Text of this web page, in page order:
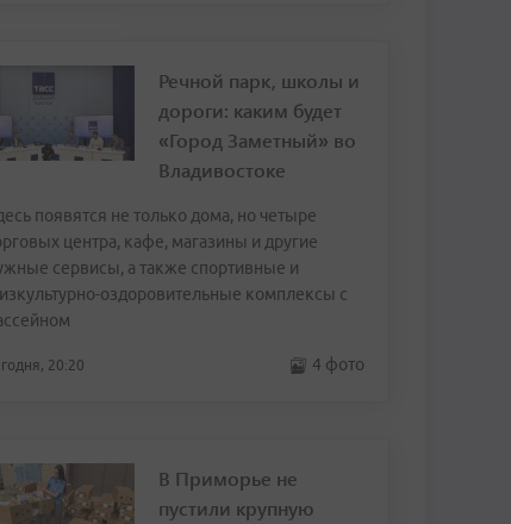
Речной парк, школы и
дороги: каким будет
«Город Заметный» во
Владивостоке
появятся не только дома, но четыре
центра, кафе, магазины и другие
сервисы, а также спортивные и
оздоровительные комплексы с
20:20 4 фото
В Приморье не
пустили крупную